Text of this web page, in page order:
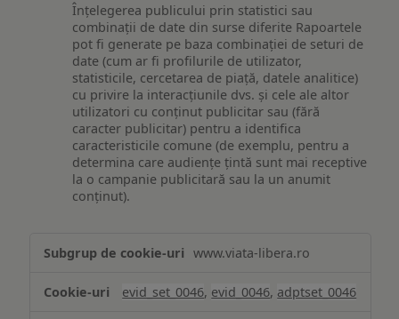
Înțelegerea publicului prin statistici sau
combinații de date din surse diferite Rapoartele
pot fi generate pe baza combinației de seturi de
date (cum ar fi profilurile de utilizator,
statisticile, cercetarea de piață, datele analitice)
cu privire la interacțiunile dvs. și cele ale altor
utilizatori cu conținut publicitar sau (fără
caracter publicitar) pentru a identifica
caracteristicile comune (de exemplu, pentru a
determina care audiențe țintă sunt mai receptive
la o campanie publicitară sau la un anumit
conținut).
www.viata-libera.ro
evid_set_0046, evid_0046, adptset_0046